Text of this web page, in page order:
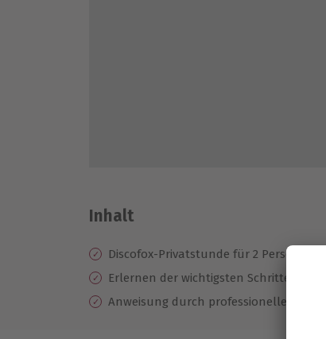
Inhalt
Discofox-Privatstunde für 2 Personen
Erlernen der wichtigsten Schritte
Anweisung durch professionellen